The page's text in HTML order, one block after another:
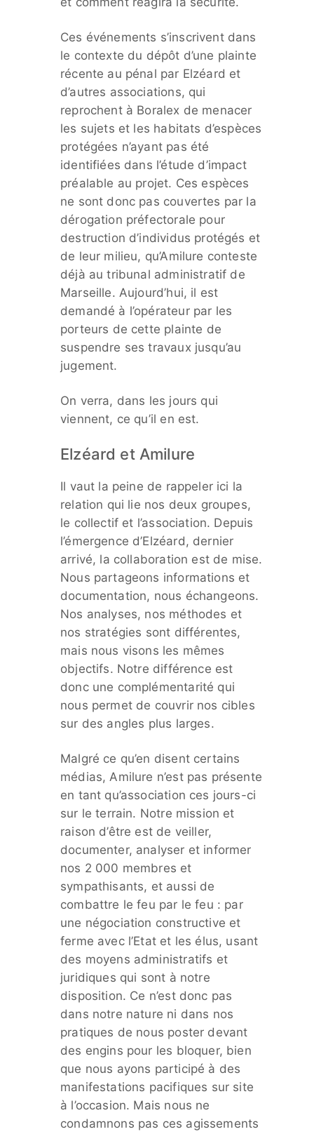
Ces événements s’inscrivent dans
le contexte du dépôt d’une plainte
récente au pénal par Elzéard et
d’autres associations, qui
reprochent à Boralex de menacer
les sujets et les habitats d’espèces
protégées n’ayant pas été
identifiées dans l’étude d’impact
préalable au projet. Ces espèces
ne sont donc pas couvertes par la
dérogation préfectorale pour
destruction d’individus protégés et
de leur milieu, qu’Amilure conteste
déjà au tribunal administratif de
Marseille. Aujourd’hui, il est
demandé à l’opérateur par les
porteurs de cette plainte de
suspendre ses travaux jusqu’au
jugement.
On verra, dans les jours qui
viennent, ce qu’il en est.
Elzéard et Amilure
Il vaut la peine de rappeler ici la
relation qui lie nos deux groupes,
le collectif et l’association. Depuis
l’émergence d’Elzéard, dernier
arrivé, la collaboration est de mise.
Nous partageons informations et
documentation, nous échangeons.
Nos analyses, nos méthodes et
nos stratégies sont différentes,
mais nous visons les mêmes
objectifs. Notre différence est
donc une complémentarité qui
nous permet de couvrir nos cibles
sur des angles plus larges.
Malgré ce qu’en disent certains
médias, Amilure n’est pas présente
en tant qu’association ces jours-ci
sur le terrain. Notre mission et
raison d’être est de veiller,
documenter, analyser et informer
nos 2 000 membres et
sympathisants, et aussi de
combattre le feu par le feu : par
une négociation constructive et
ferme avec l’Etat et les élus, usant
des moyens administratifs et
juridiques qui sont à notre
disposition. Ce n’est donc pas
dans notre nature ni dans nos
pratiques de nous poster devant
des engins pour les bloquer, bien
que nous ayons participé à des
manifestations pacifiques sur site
à l’occasion. Mais nous ne
condamnons pas ces agissements